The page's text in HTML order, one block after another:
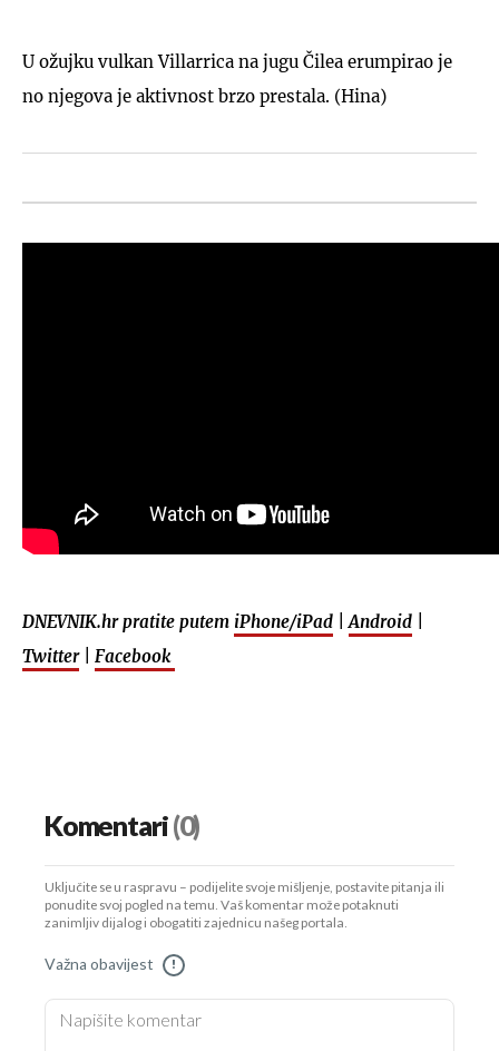
U ožujku vulkan Villarrica na jugu Čilea erumpirao je
no njegova je aktivnost brzo prestala. (Hina)
DNEVNIK.hr pratite putem iPhone/iPad Android
Twitter| Facebook
Komentari(0)
Uključite se u raspravu – podijelite svoje mišljenje, postavite pitanja ili
ponudite svoj pogled na temu. Vaš komentar može potaknuti
zanimljiv dijalog i obogatiti zajednicu našeg portala.
Važna obavijest !